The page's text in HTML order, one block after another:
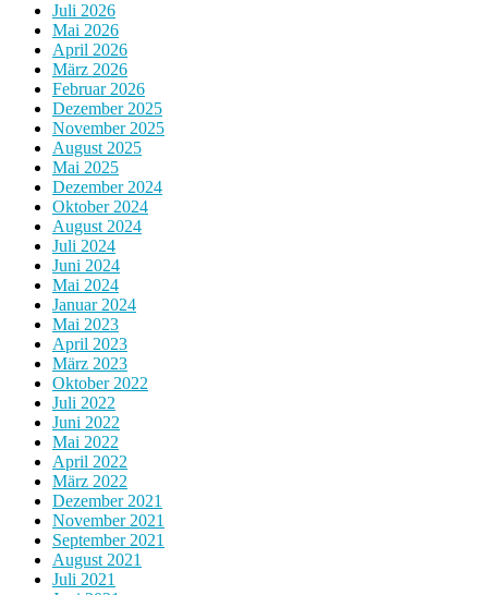
Juli 2026
Mai 2026
April 2026
März 2026
Februar 2026
Dezember 2025
November 2025
August 2025
Mai 2025
Dezember 2024
Oktober 2024
August 2024
Juli 2024
Juni 2024
Mai 2024
Januar 2024
Mai 2023
April 2023
März 2023
Oktober 2022
Juli 2022
Juni 2022
Mai 2022
April 2022
März 2022
Dezember 2021
November 2021
September 2021
August 2021
Juli 2021